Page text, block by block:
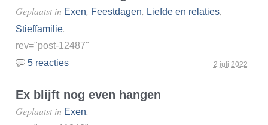
2 juli 2022
Geplaatst in Exen, Feestdagen, Liefde en relaties,
Stieffamilie.
rev="post-12487"
5 reacties
Ex blijft nog even hangen
Geplaatst in Exen.